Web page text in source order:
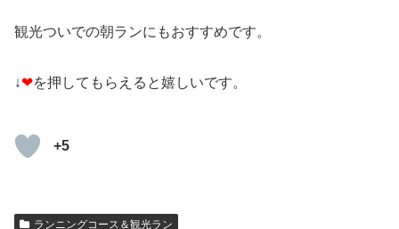
観光ついでの朝ランにもおすすめです。
↓❤を押してもらえると嬉しいです。
+5
ランニングコース＆観光ラン